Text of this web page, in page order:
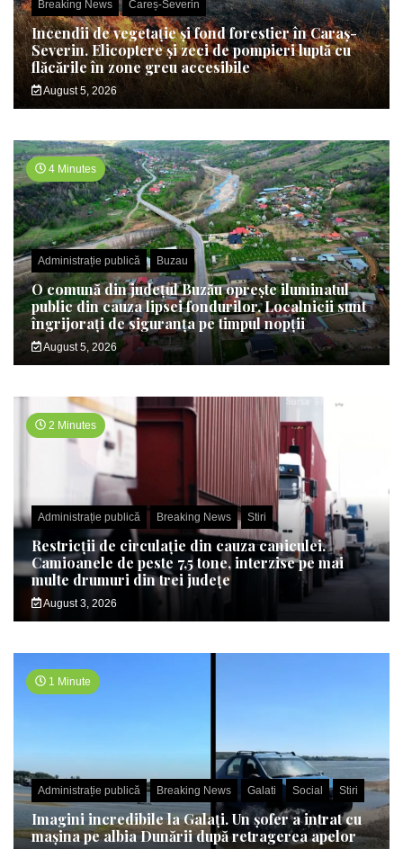
Breaking News Careș-Severin
Incendii de vegetație și fond forestier în Caraș-
Severin. Elicoptere și zeci de pompieri luptă cu
flăcările în zone greu accesibile
August 5, 2026
4 Minutes
Administrație publică Buzau
O comună din județul Buzău oprește iluminatul
public din cauza lipsei fondurilor. Localnicii sunt
îngrijorați de siguranța pe timpul nopții
August 5, 2026
2 Minutes
Administrație publică Breaking News Stiri
Restricții de circulație din cauza caniculei.
Camioanele de peste 7,5 tone, interzise pe mai
multe drumuri din trei județe
August 3, 2026
1 Minute
Administrație publică Breaking News Galati Social Stiri
Imagini incredibile la Galați. Un șofer a intrat cu
mașina pe albia Dunării după retragerea apelor